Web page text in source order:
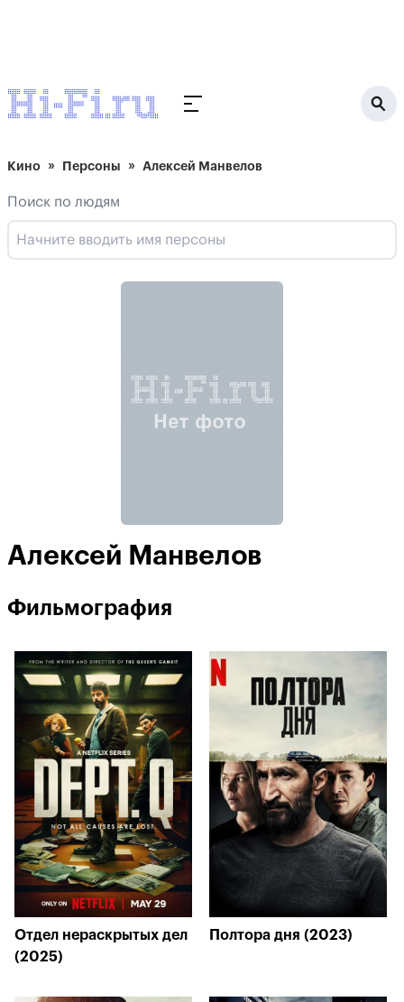
Кино Персоны Алексей Манвелов
Поиск по людям
Алексей Манвелов
Фильмография
Отдел нераскрытых дел
(2025)
Полтора дня (2023)